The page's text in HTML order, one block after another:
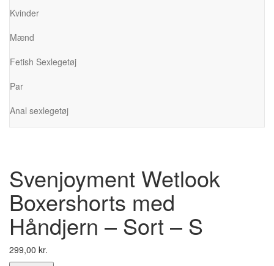
Kvinder
Mænd
Fetish Sexlegetøj
Par
Anal sexlegetøj
Svenjoyment Wetlook
Boxershorts med
Håndjern – Sort – S
299,00 kr.